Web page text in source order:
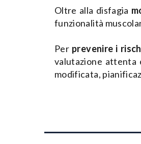
Oltre alla disfagia
funzionalità
Per prevenire i
valutazione attenta
modificata,